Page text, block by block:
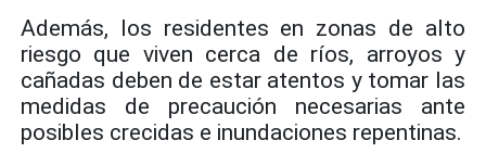
Además, los residentes en zonas de alto
riesgo que viven cerca de ríos, arroyos y
cañadas deben de estar atentos y tomar las
medidas de precaución necesarias ante
posibles crecidas e inundaciones repentinas.